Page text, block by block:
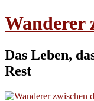
Wanderer
Das Leben,
Rest